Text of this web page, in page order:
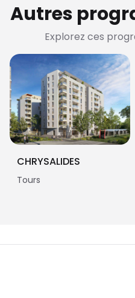
Autres
Explorez ces
CHRYSALIDES
Tours